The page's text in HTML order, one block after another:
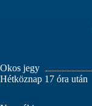
Okos jegy
Hétköznap 17 óra után